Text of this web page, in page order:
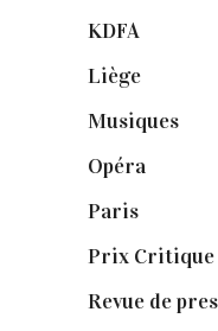
KDFA
Liège
Musiques
Opéra
Paris
Prix
Revue de